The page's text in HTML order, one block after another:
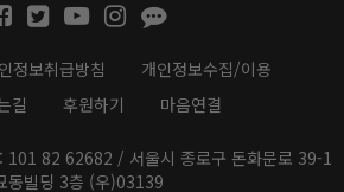
정보취급방침
개인정보수집/이용
길
후원하기 마음연결
101 82 62682 / 서울시 종로구 돈화문로 39-1
동빌딩 3층 (우)03139